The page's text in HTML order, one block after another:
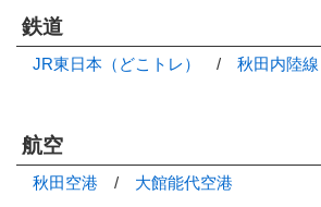
鉄道
JR東日本（どこトレ） / 秋田内陸線
航空
秋田空港 / 大館能代空港